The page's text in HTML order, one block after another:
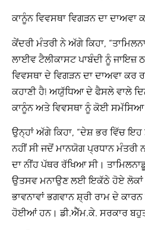
ਕਾਨੂੰਨ ਵਿਵਸਥਾ ਵਿਗੜਨ ਦਾ ਦਾਅਵਾ
ਕੇਂਦਰੀ ਮੰਤਰੀ ਨੇ ਅੱਗੇ ਕਿਹਾ,
ਲਾਈਵ ਟੈਲੀਕਾਸਟ ਪਾਬੰਦੀ ਨੂੰ ਜਾਇਜ਼
ਵਿਵਸਥਾ ਦੇ ਵਿਗੜਨ ਦਾ ਦਾਅਵਾ ਕਰ
ਕਹਾਣੀ ਹੈ! ਅਯੁੱਧਿਆ ਦੇ ਫੈਸਲੇ ਵਾਲੇ
ਕਾਨੂੰਨ ਅਤੇ ਵਿਵਸਥਾ ਨੂੰ ਕੋਈ ਸਮੱਸਿਆ
ਉਨ੍ਹਾਂ ਅੱਗੇ ਕਿਹਾ, “ਦੇਸ਼ ਭਰ ਵਿੱਚ
ਨਹੀਂ ਸੀ ਜਦੋਂ ਮਾਨਯੋਗ ਪ੍ਰਧਾਨ ਮੰਤਰੀ
ਦਾ ਨੀਂਹ ਪੱਥਰ ਰੱਖਿਆ ਸੀ।
ਉਤਸਵ ਮਨਾਉਣ ਲਈ ਇਕੱਠੇ ਹੋਏ
ਭਾਵਨਾਵਾਂ ਭਗਵਾਨ ਸ਼੍ਰੀ ਰਾਮ ਦੇ ਕਾਰਨ
ਹੋਈਆਂ ਹਨ। ਡੀ.ਐੱਮ.ਕੇ. ਸਰਕਾਰ